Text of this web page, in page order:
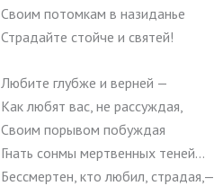
Своим потомкам в назиданье
Страдайте стойче и святей!
Любите глубже и верней —
Как любят вас, не рассуждая,
Своим порывом побуждая
Гнать сонмы мертвенных теней…
Бессмертен, кто любил, страдая,—